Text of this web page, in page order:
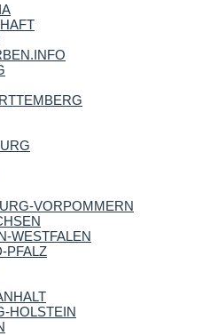
VORPOMMERN
WESTFALEN
PFALZ
HOLSTEIN